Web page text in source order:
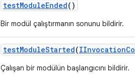
testModuleEnded()
Bir modül çalıştırmanın sonunu bildirir.
testModuleStarted(IInvocation
Çalışan bir modülün başlangıcını bildirir.